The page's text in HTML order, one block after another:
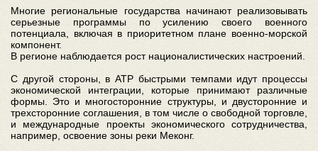
Многие региональные государства начинают реализовывать
серьезные программы по усилению своего военного
потенциала, включая в приоритетном плане военно-морской
компонент.
В регионе наблюдается рост националистических настроений.
С другой стороны, в АТР быстрыми темпами идут процессы
экономической интеграции, которые принимают различные
формы. Это и многосторонние структуры, и двусторонние и
трехсторонние соглашения, в том числе о свободной торговле,
и международные проекты экономического сотрудничества,
например, освоение зоны реки Меконг.